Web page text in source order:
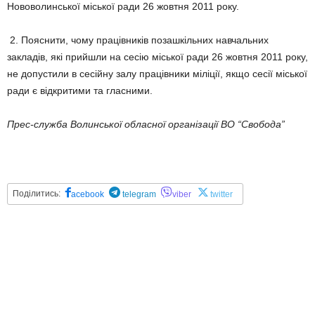
Нововолинської міської ради 26 жовтня 2011 року.
2. Пояснити, чому працівників позашкільних навчальних
закладів, які прийшли на сесію міської ради 26 жовтня 2011 року,
не допустили в сесійну залу працівники міліції, якщо сесії міської
ради є відкритими та гласними.
Прес-служба Волинської обласної організації ВО “Свобода”
Поділитись: acebook telegram viber twitter